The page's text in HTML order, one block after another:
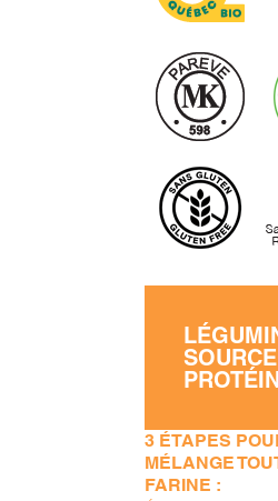
3 ÉTAPES
MÉLANGE
FARINE :